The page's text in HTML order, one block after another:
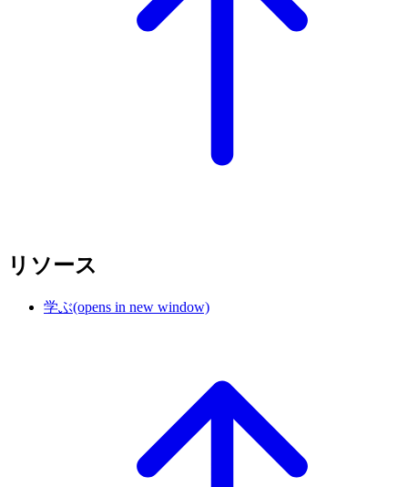
リソース
学ぶ(opens in new window)